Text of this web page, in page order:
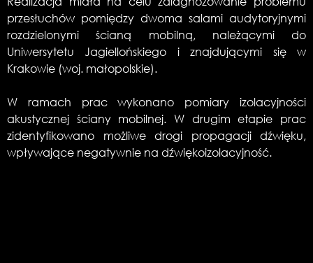
przesłuchów pomiędzy dwoma salami audytoryjnymi
rozdzielonymi ścianą mobilną, należącymi do
Uniwersytetu Jagiellońskiego i znajdującymi się w
Krakowie (woj. małopolskie).
W ramach prac wykonano pomiary izolacyjności
akustycznej ściany mobilnej. W drugim etapie prac
zidentyfikowano możliwe drogi propagacji dźwięku,
wpływające negatywnie na dźwiękoizolacyjność.